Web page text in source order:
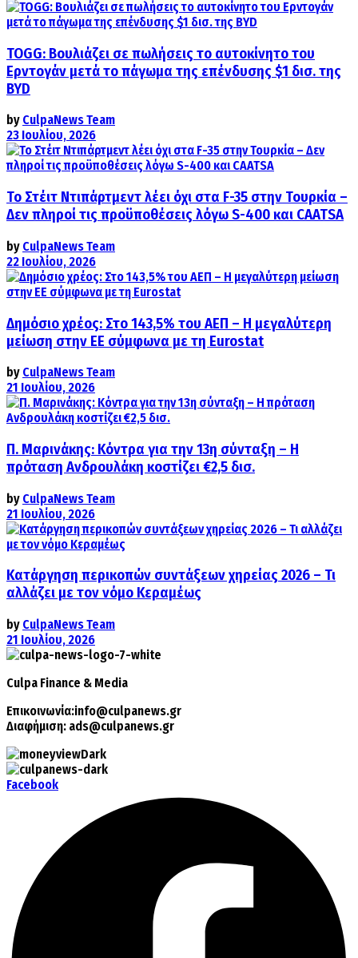
TOGG: Βουλιάζει σε πωλήσεις το αυτοκίνητο του
Ερντογάν μετά το πάγωμα της επένδυσης $1 δισ. της
BYD
by CulpaNews Team
23 Ιουλίου, 2026
Το Στέιτ Ντιπάρτμεντ λέει όχι στα F-35 στην Τουρκία –
Δεν πληροί τις προϋποθέσεις λόγω S-400 και CAATSA
by CulpaNews Team
22 Ιουλίου, 2026
Δημόσιο χρέος: Στο 143,5% του ΑΕΠ – Η μεγαλύτερη
μείωση στην ΕΕ σύμφωνα με τη Eurostat
by CulpaNews Team
21 Ιουλίου, 2026
Π. Μαρινάκης: Κόντρα για την 13η σύνταξη – Η
πρόταση Ανδρουλάκη κοστίζει €2,5 δισ.
by CulpaNews Team
21 Ιουλίου, 2026
Κατάργηση περικοπών συντάξεων χηρείας 2026 – Τι
αλλάζει με τον νόμο Κεραμέως
by CulpaNews Team
21 Ιουλίου, 2026
Culpa Finance & Media
Επικοινωνία:info@culpanews.gr
Διαφήμιση: ads@culpanews.gr
Facebook